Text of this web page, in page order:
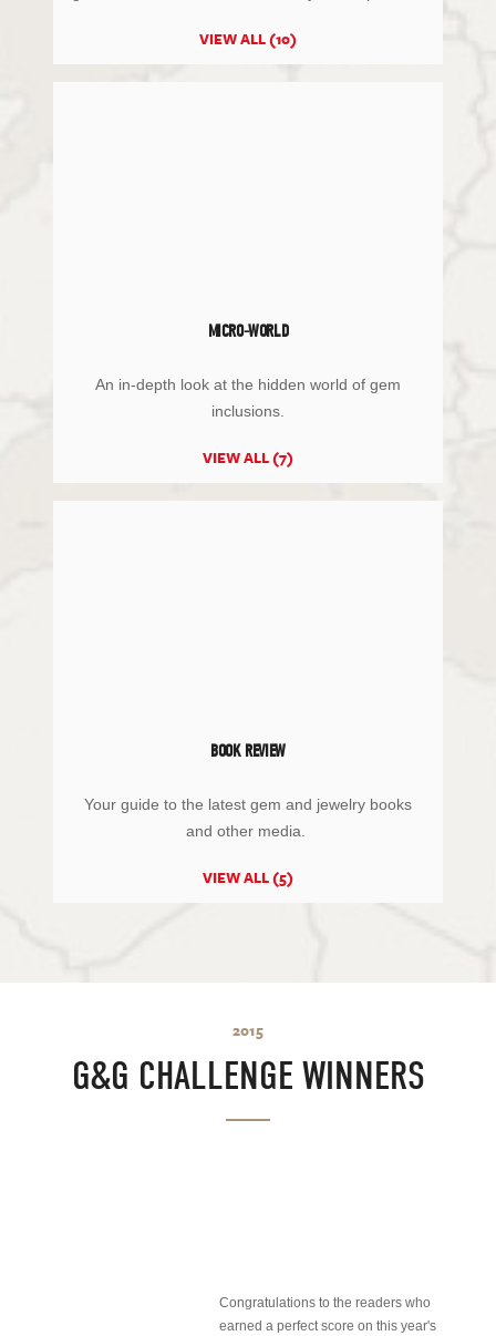
VIEW ALL (10)
MICRO-WORLD
An in-depth look at the hidden world of gem
inclusions.
VIEW ALL (7)
BOOK REVIEW
Your guide to the latest gem and jewelry books
and other media.
VIEW ALL (5)
2015
G&G CHALLENGE WINNERS
Congratulations to the readers who
earned a perfect score on this year's